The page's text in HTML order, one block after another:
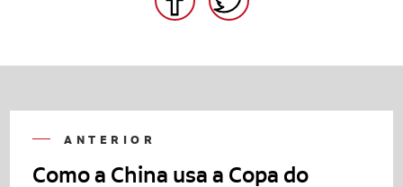
ANTERIOR
Como a China usa a Copa do